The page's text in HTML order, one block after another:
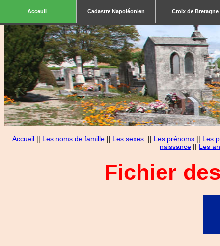
Acceuil Cadastre Napoléonien Croix de Bretagne
Accueil || Les noms de famille || Les sexes || Les prénoms || Les
naissance || Les
Fichier